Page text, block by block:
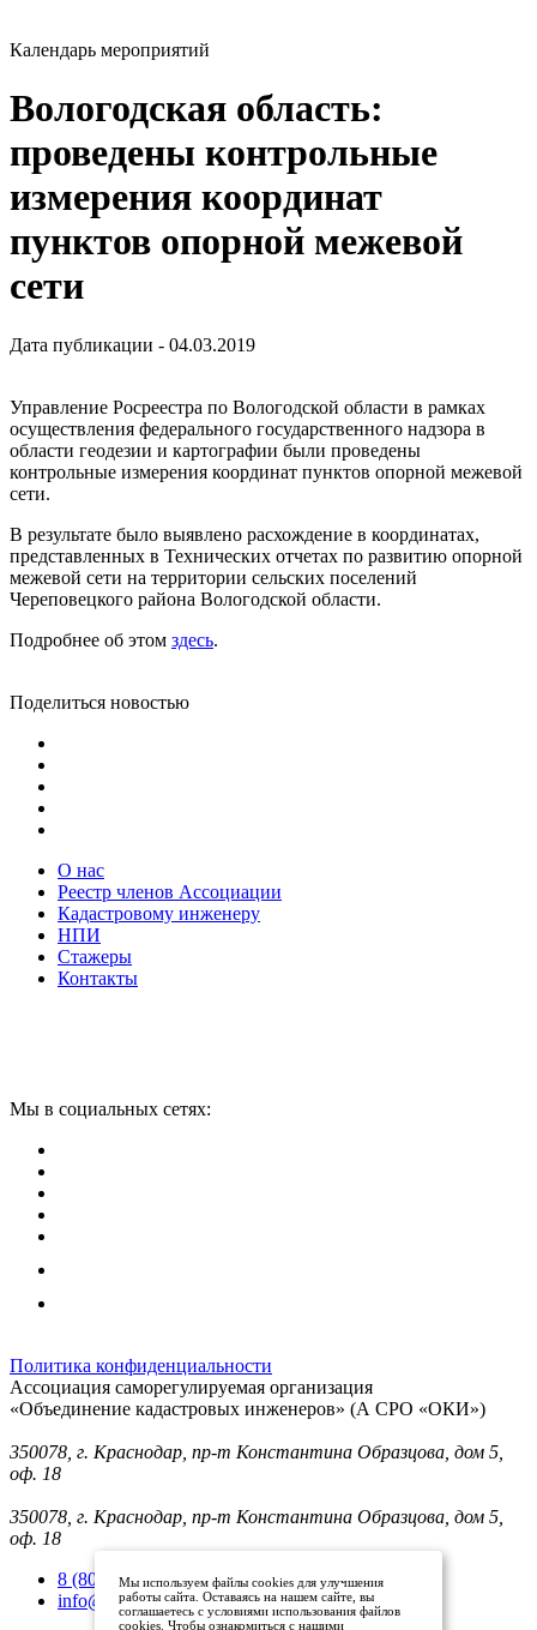
Календарь мероприятий
Вологодская область:
проведены контрольные
измерения координат
пунктов опорной межевой
сети
Дата публикации - 04.03.2019
Управление Росреестра по Вологодской области в рамках
осуществления федерального государственного надзора в
области геодезии и картографии были проведены
контрольные измерения координат пунктов опорной межевой
сети.
В результате было выявлено расхождение в координатах,
представленных в Технических отчетах по развитию опорной
межевой сети на территории сельских поселений
Череповецкого района Вологодской области.
Подробнее об этом здесь.
Поделиться новостью
О нас
Реестр членов Ассоциации
Кадастровому инженеру
НПИ
Стажеры
Контакты
Мы в социальных сетях:
Политика конфиденциальности
Ассоциация саморегулируемая организация
«Объединение кадастровых инженеров» (А СРО «ОКИ»)
350078, г. Краснодар, пр-т Константина Образцова, дом 5,
оф. 18
350078, г. Краснодар, пр-т Константина Образцова, дом 5,
оф. 18
8 (800) 101 33 08
info@mysroki.ru
Мы используем файлы cookies для улучшения
работы сайта. Оставаясь на нашем сайте, вы
соглашаетесь с условиями использования файлов
cookies. Чтобы ознакомиться с нашими